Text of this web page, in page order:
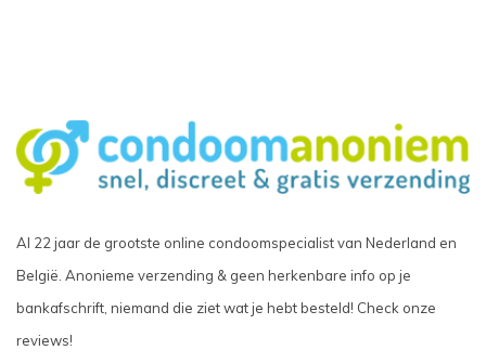
Al 22 jaar de grootste online condoomspecialist van Nederland en
België. Anonieme verzending & geen herkenbare info op je
bankafschrift, niemand die ziet wat je hebt besteld! Check onze
reviews!